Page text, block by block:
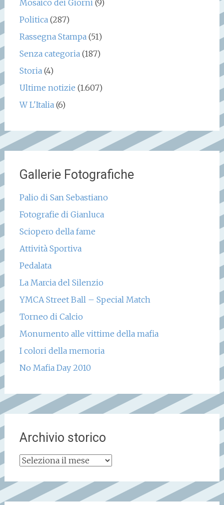
Mosaico dei Giorni(9)
Politica(287)
Rassegna Stampa(51)
Senza categoria(187)
Storia(4)
Ultime notizie (1.607)
W L'Italia(6)
Gallerie Fotografiche
Palio di San Sebastiano
Fotografie di Gianluca
Sciopero della fame
Attività Sportiva
Pedalata
La Marcia del Silenzio
YMCA Street Ball – Special Match
Torneo di Calcio
Monumento alle vittime della mafia
I colori della memoria
No Mafia Day 2010
Archivio storico
Archivio